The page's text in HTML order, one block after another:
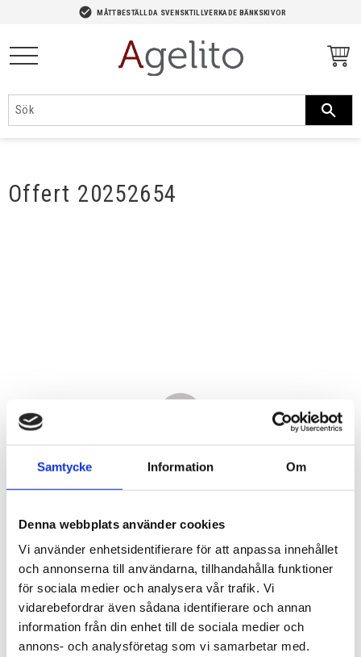
Samtycke Information Om
Denna webbplats använder cookies
Vi använder enhetsidentifierare för att anpassa innehållet
och annonserna till användarna, tillhandahålla funktioner
för sociala medier och analysera vår trafik. Vi
vidarebefordrar även sådana identifierare och annan
information från din enhet till de sociala medier och
annons- och analysföretag som vi samarbetar med.
check_circle MÅTTBESTÄLLDA SVENSKTILLVERKADE BÄNKSKIVOR
Offert 20252654
5 660,00KR